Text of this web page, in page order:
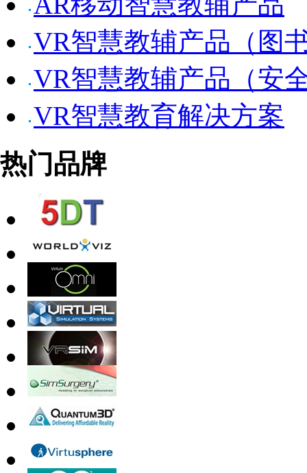
VR智慧教辅产品（图
VR智慧教辅产品（安
VR智慧教育解决方案
热门品牌